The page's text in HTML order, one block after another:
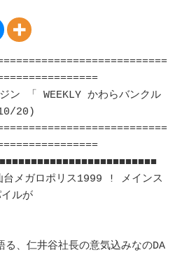
20)
台メガロポリス1999 ! メインス
ルが
る、仁井谷社長の意気込みなのDA